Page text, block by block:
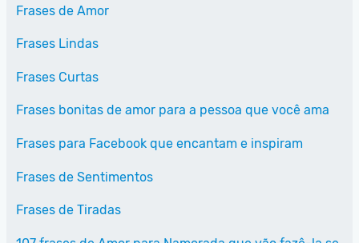
Frases de Amor
Frases Lindas
Frases Curtas
Frases bonitas de amor para a pessoa que você ama
Frases para Facebook que encantam e inspiram
Frases de Sentimentos
Frases de Tiradas